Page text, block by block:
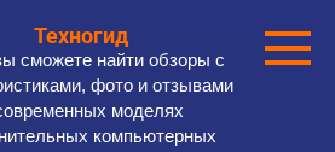
Техногид
сможете найти обзоры с
фото и отзывами
моделях
компьютерных